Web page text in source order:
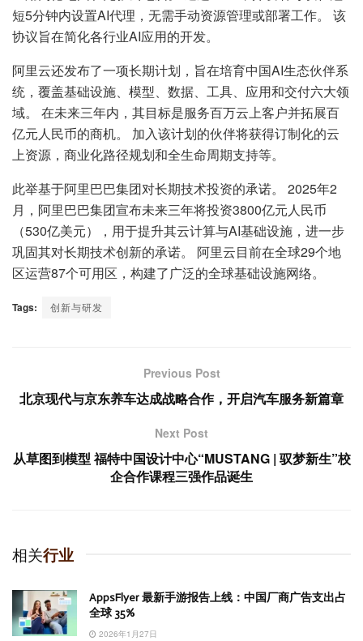
短5分钟内设置AI代理，无需手动资源管理或部署工作。 该
协议旨在简化各行业AI应用的开发。
阿里云还发布了一项长期计划，旨在培育中国AI生态伙伴系
统，覆盖基础设施、模型、数据、工具、应用和交付六大领
域。 在未来三年内，其目标是服务百万云上客户并拓展百
亿元人民币的商机。 加入该计划的伙伴将获得订制化的云
上资源，商业化路径规划和全生命周期支持等。
此举基于阿里巴巴集团对长期技术投资的承诺。 2025年2
月，阿里巴巴集团宣布未来三年将投资3800亿元人民币
（530亿美元），用于提升其云计算与AI基础设施，进一步
巩固其对长期技术创新的承诺。 阿里云目前在全球29个地
区运营87个可用区，构建了广泛的全球基础设施网络。
Tags: 创新与研发
Previous Post
北京现代与京东养车达成战略合作，开启汽车服务新篇章
Next Post
从草图到模型 福特中国设计中心“MUSTANG | 驭梦新生”校
企合作课程三强作品诞生
相关行业
AppsFlyer 最新手游报告上线：中国厂商广告支出占
全球 35%
2026年1月27日